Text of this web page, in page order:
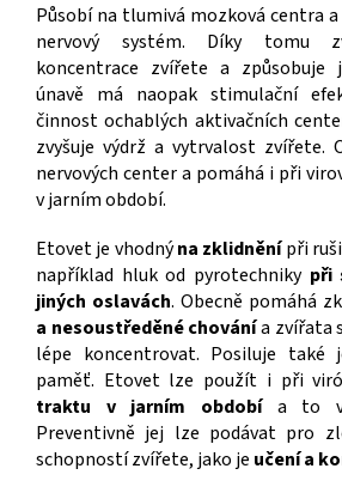
Působí na tlumivá mozková centra
nervový systém. Díky tomu
koncentrace zvířete a způsobuje
únavě má naopak stimulační
činnost ochablých aktivačních
zvyšuje výdrž a vytrvalost zvířete.
nervových center a pomáhá i při
v jarním období.
Etovet je vhodnýna zklidněnípři
například hluk od pyrotechniky při
jiných oslavách. Obecně pomáhá
a nesoustředěné chovánía zvířata
lépe koncentrovat. Posiluje také
paměť. Etovet lze použít i při
traktu v jarním období a to
Preventivně jej lze podávat pro
schopností zvířete, jako je učení a